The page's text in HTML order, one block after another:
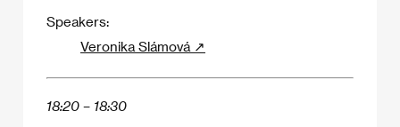
Speakers:
Veronika Slámová ↗
18:20 – 18:30